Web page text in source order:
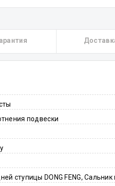
подвески
ступицы DONG FENG, Сальник